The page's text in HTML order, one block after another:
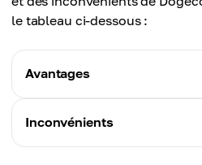
le tableau ci-dessous :
Avantages
Caractéristiques
Inconvénients